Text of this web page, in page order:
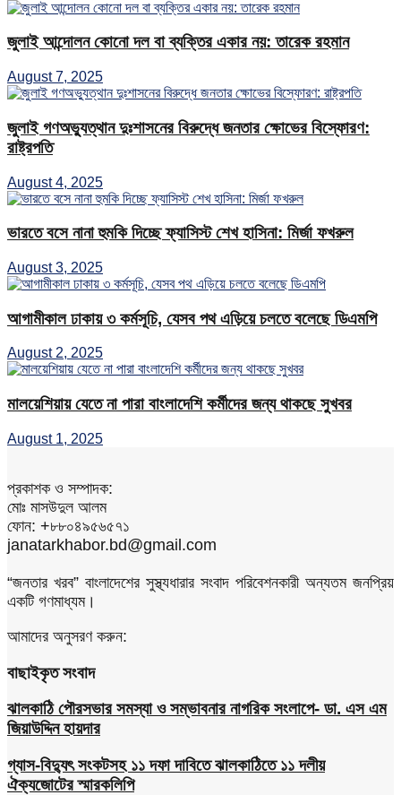
জুলাই আন্দোলন কোনো দল বা ব্যক্তির একার নয়: তারেক রহমান
August 7, 2025
জুলাই গণঅভ্যুত্থান দুঃশাসনের বিরুদ্ধে জনতার ক্ষোভের বিস্ফোরণ:
রাষ্ট্রপতি
August 4, 2025
ভারতে বসে নানা হুমকি দিচ্ছে ফ্যাসিস্ট শেখ হাসিনা: মির্জা ফখরুল
August 3, 2025
আগামীকাল ঢাকায় ৩ কর্মসূচি, যেসব পথ এড়িয়ে চলতে বলেছে ডিএমপি
August 2, 2025
মালয়েশিয়ায় যেতে না পারা বাংলাদেশি কর্মীদের জন্য থাকছে সুখবর
August 1, 2025
প্রকাশক ও সম্পাদক:
মোঃ মাসউদুল আলম
ফোন: +৮৮০৪৯৫৬৫৭১
janatarkhabor.bd@gmail.com
“জনতার খরব” বাংলাদেশের সুস্থ্যধারার সংবাদ পরিবেশনকারী অন্যতম জনপ্রিয়
একটি গণমাধ্যম।
আমাদের অনুসরণ করুন:
বাছাইকৃত সংবাদ
ঝালকাঠি পৌরসভার সমস্যা ও সম্ভাবনার নাগরিক সংলাপে- ডা. এস এম
জিয়াউদ্দিন হায়দার
গ্যাস-বিদ্যুৎ সংকটসহ ১১ দফা দাবিতে ঝালকাঠিতে ১১ দলীয়
ঐক্যজোটের স্মারকলিপি